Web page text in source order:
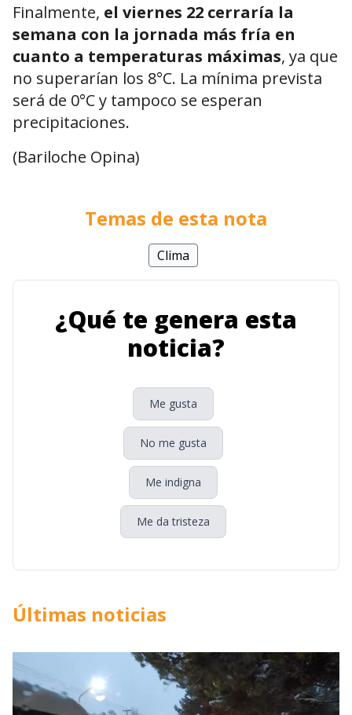
Finalmente, el viernes 22 cerraría la
semana con la jornada más fría en
cuanto a temperaturas máximas, ya que
no superarían los 8°C. La mínima prevista
será de 0°C y tampoco se esperan
precipitaciones.
(Bariloche Opina)
Temas de esta nota
Clima
¿Qué te genera esta
noticia?
Me gusta
No me gusta
Me indigna
Me da tristeza
Últimas noticias